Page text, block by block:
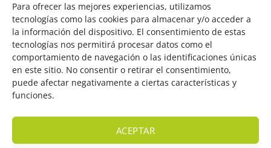
Para ofrecer las mejores experiencias, utilizamos
tecnologías como las cookies para almacenar y/o acceder a
la información del dispositivo. El consentimiento de estas
tecnologías nos permitirá procesar datos como el
comportamiento de navegación o las identificaciones únicas
en este sitio. No consentir o retirar el consentimiento,
puede afectar negativamente a ciertas características y
funciones.
ACEPTAR
Control Acceso
Hogar Inteligente
Incendio
Intrusión